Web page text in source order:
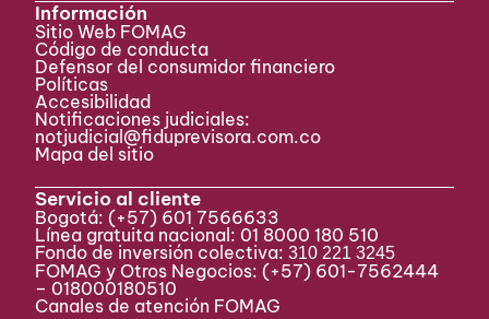
Información
Sitio Web FOMAG
Código de conducta
Defensor del consumidor financiero
Políticas
Accesibilidad
Notificaciones judiciales:
notjudicial@fiduprevisora.com.co
Mapa del sitio
Servicio al cliente
Bogotá: (+57) 601 7566633
Línea gratuita nacional: 01 8000 180 510
Fondo de inversión colectiva:310 221 3245
FOMAG y Otros Negocios: (+57) 601-7562444
– 018000180510
Canales de atención FOMAG